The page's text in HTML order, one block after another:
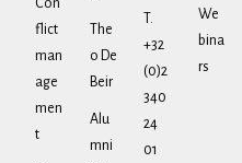
Con
flict
man
age
men
t
The
o De
Beir
Alu
mni
T.
+32
(0)2
340
24
01
We
bina
rs